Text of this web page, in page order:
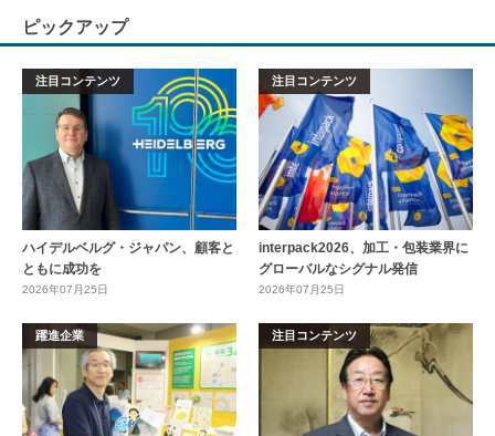
ピックアップ
注目コンテンツ
ハイデルベルグ・ジャパン、顧客と
ともに成功を
2026年07月25日
注目コンテンツ
interpack2026、加工・包装業界に
グローバルなシグナル発信
2026年07月25日
躍進企業 注目コンテンツ